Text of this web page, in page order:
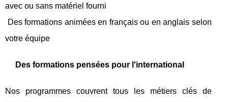
avec ou sans matériel fourni
Des formations animées en français ou en anglais selon
votre équipe
Des formations pensées pour l'international
Nos programmes couvrent tous les métiers clés de